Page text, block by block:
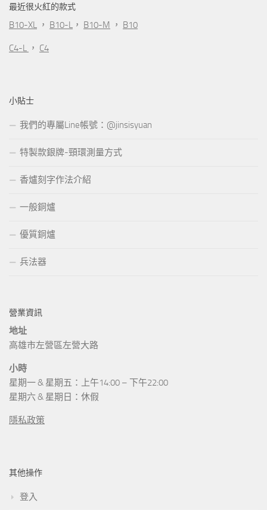
最近很火紅的款式
B10-XL ， B10-L ， B10-M ， B10
C4-L ， C4
小貼士
我們的專屬Line帳號：@jinsisyuan
特製款銀牌-頸環測量方式
香爐刻字作法介紹
一般銅爐
優質銅爐
兵法器
營業資訊
地址
高雄市左營區左營大路
小時
星期一 & 星期五：上午14:00 – 下午22:00
星期六 & 星期日：休假
隱私政策
其他操作
登入